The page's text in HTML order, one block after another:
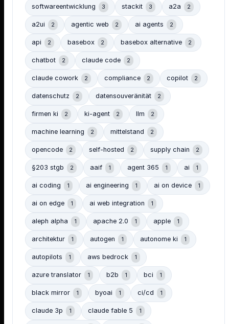
softwareentwicklung 3 stackit 3 a2a 2
a2ui 2 agentic web 2 ai agents 2
api 2 basebox 2 basebox alternative 2
chatbot 2 claude code 2
claude cowork 2 compliance 2 copilot 2
datenschutz 2 datensouveränität 2
firmen ki 2 ki-agent 2 llm 2
machine learning 2 mittelstand 2
opencode 2 self-hosted 2 supply chain 2
§203 stgb 2 aaif 1 agent 365 1 ai 1
ai coding 1 ai engineering 1 ai on device 1
ai on edge 1 ai web integration 1
aleph alpha 1 apache 2.0 1 apple 1
architektur 1 autogen 1 autonome ki 1
autopilots 1 aws bedrock 1
azure translator 1 b2b 1 bci 1
black mirror 1 byoai 1 ci/cd 1
claude 3p 1 claude fable 5 1